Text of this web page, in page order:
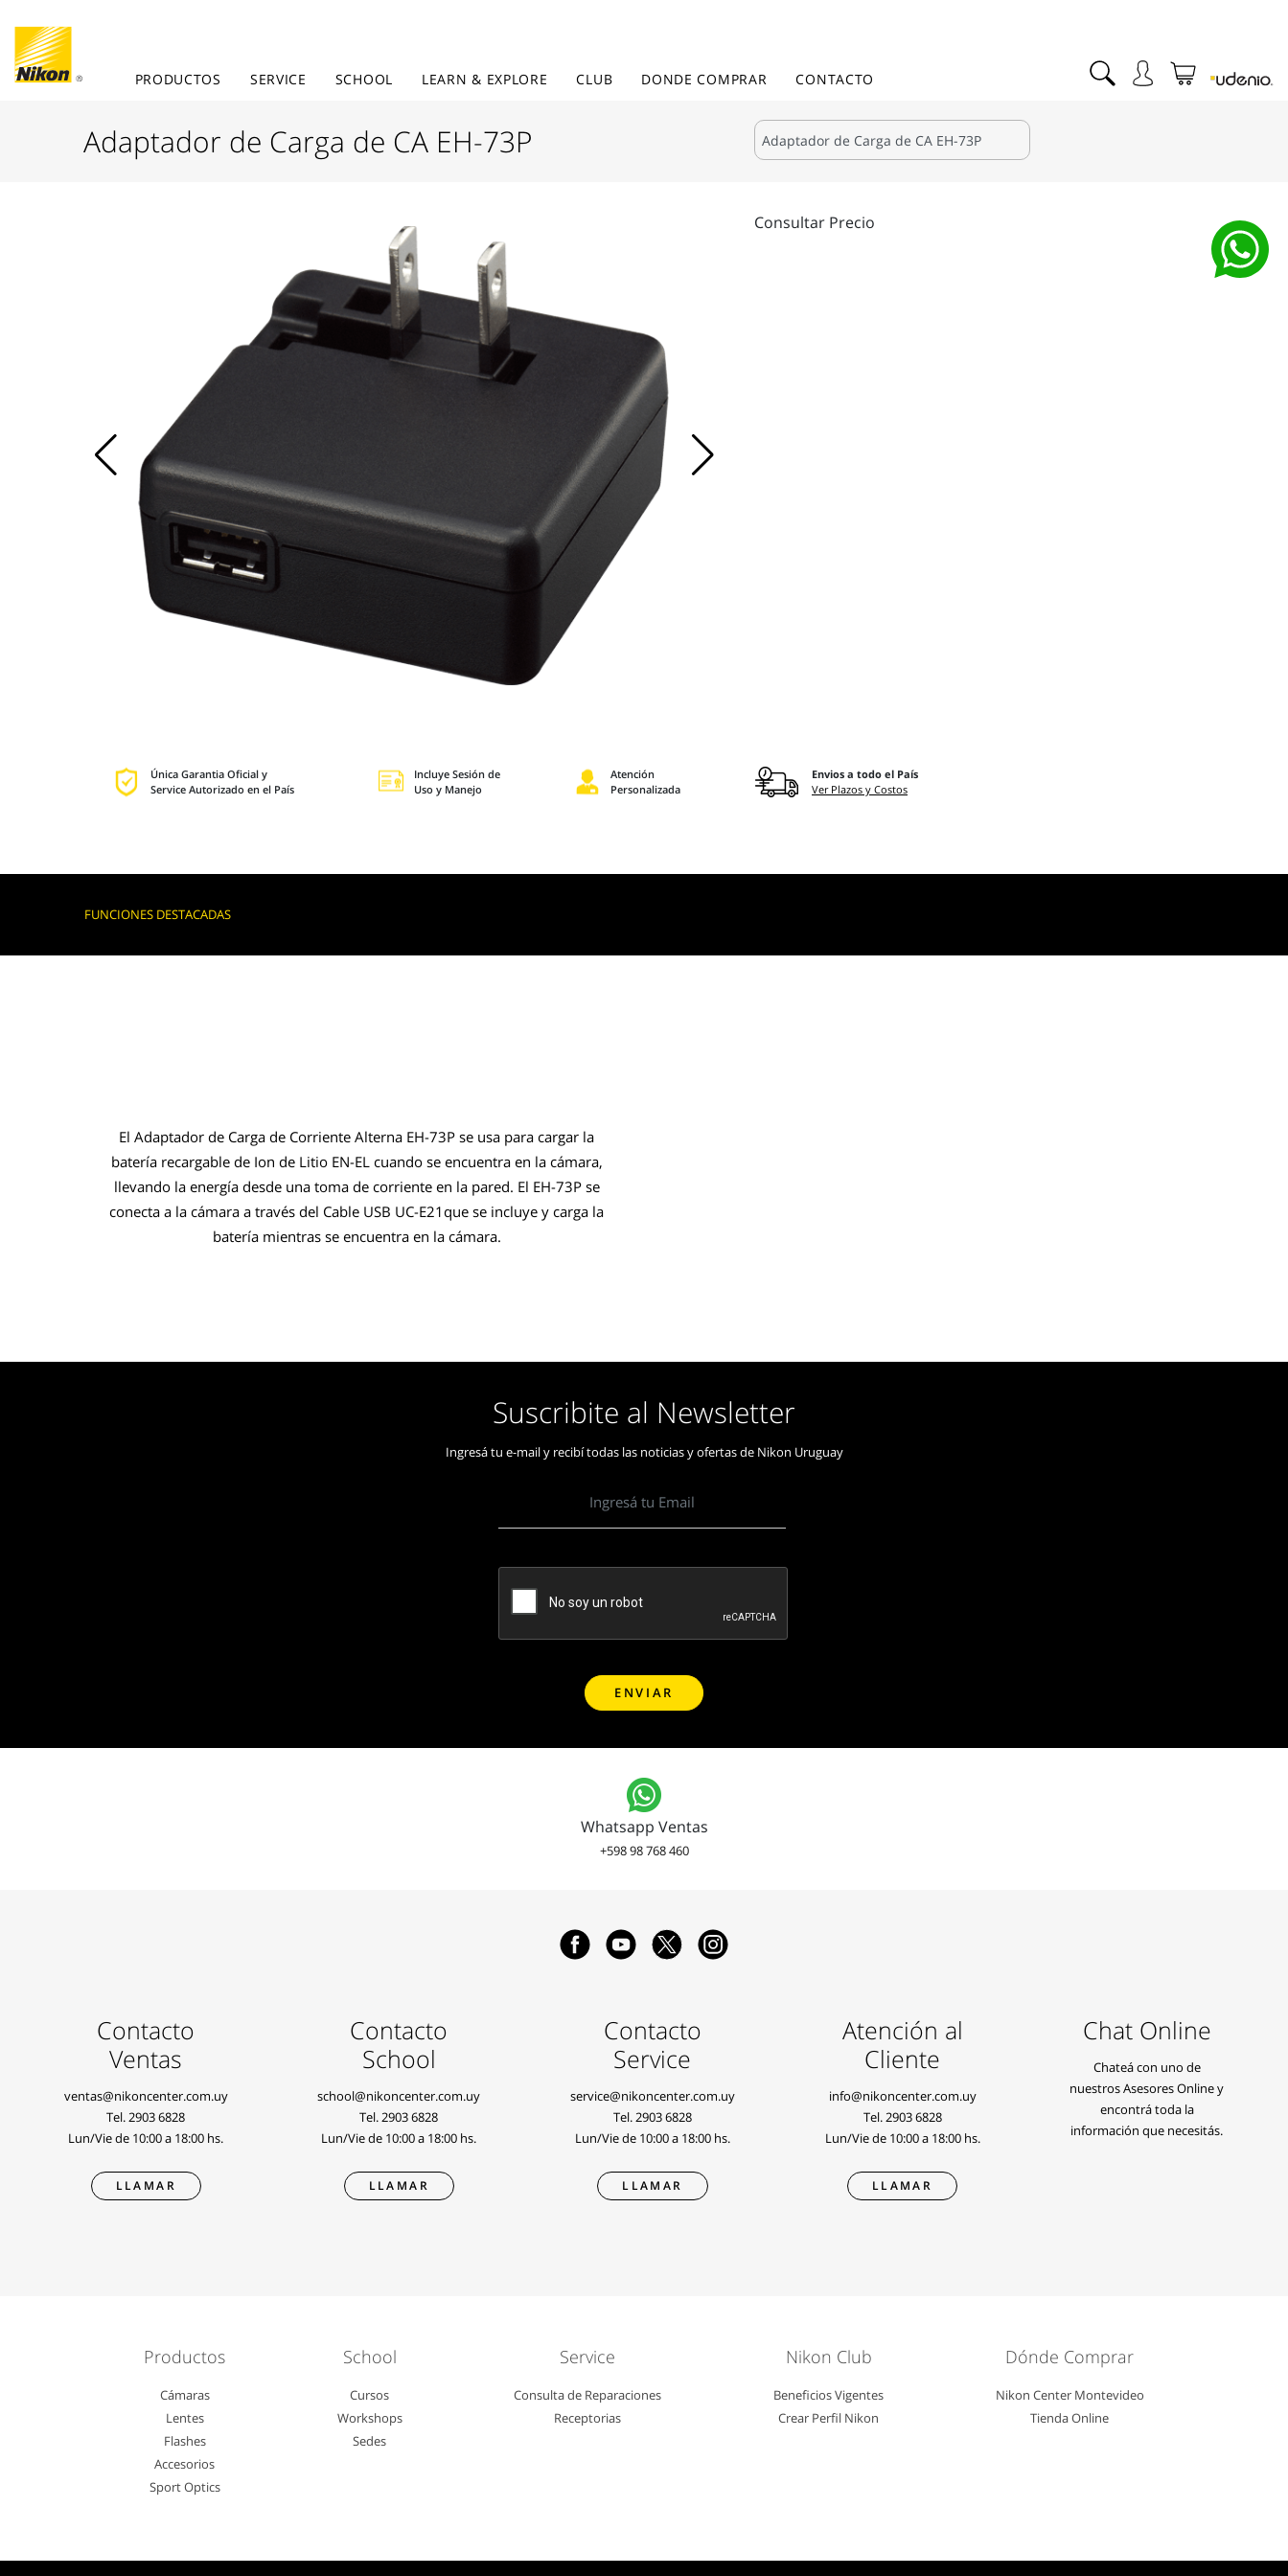
PRODUCTOS SERVICE SCHOOL LEARN & EXPLORE CLUB DONDE COMPRAR CONTACTO
Adaptador de Carga de CA EH-73P
Consultar Precio
Única Garantia Oficial y
Service Autorizado en el País
Incluye Sesión de
Uso y Manejo
Atención
Personalizada
Envios a todo el País
Ver Plazos y Costos
FUNCIONES DESTACADAS
El Adaptador de Carga de Corriente Alterna EH-73P se usa para cargar la
batería recargable de Ion de Litio EN-EL cuando se encuentra en la cámara,
llevando la energía desde una toma de corriente en la pared. El EH-73P se
conecta a la cámara a través del Cable USB UC-E21que se incluye y carga la
batería mientras se encuentra en la cámara.
Suscribite al Newsletter
Ingresá tu e-mail y recibí todas las noticias y ofertas de Nikon Uruguay
Whatsapp Ventas
+598 98 768 460
Contacto
Ventas
ventas@nikoncenter.com.uy
Tel. 2903 6828
Lun/Vie de 10:00 a 18:00 hs.
LLAMAR
Contacto
School
school@nikoncenter.com.uy
Tel. 2903 6828
Lun/Vie de 10:00 a 18:00 hs.
LLAMAR
Contacto
Service
service@nikoncenter.com.uy
Tel. 2903 6828
Lun/Vie de 10:00 a 18:00 hs.
LLAMAR
Atención al
Cliente
info@nikoncenter.com.uy
Tel. 2903 6828
Lun/Vie de 10:00 a 18:00 hs.
LLAMAR
Chat Online
Chateá con uno de
nuestros Asesores Online y
encontrá toda la
información que necesitás.
Productos
Cámaras
Lentes
Flashes
Accesorios
Sport Optics
School
Cursos
Workshops
Sedes
Service
Consulta de Reparaciones
Receptorias
Nikon Club
Beneficios Vigentes
Crear Perfil Nikon
Dónde Comprar
Nikon Center Montevideo
Tienda Online